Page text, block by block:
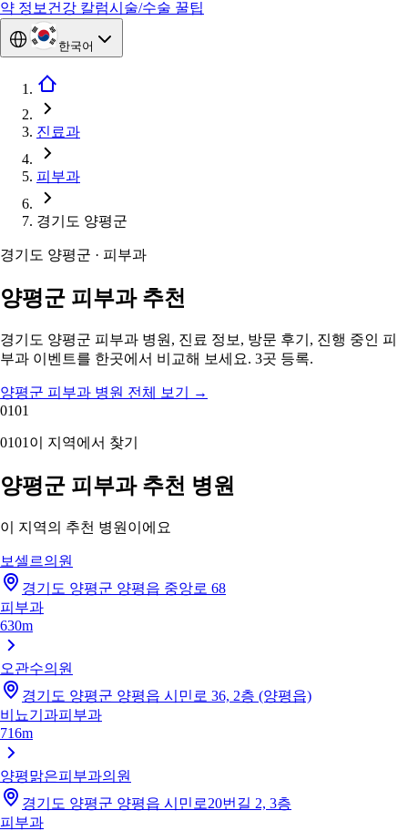
약 정보 건강 칼럼시술/수술 꿀팁
한국어
진료과
피부과
경기도 양평군
경기도 양평군 · 피부과
양평군 피부과 추천
경기도 양평군 피부과 병원, 진료 정보, 방문 후기, 진행 중인 피
부과 이벤트를 한곳에서 비교해 보세요. 3곳 등록.
양평군 피부과 병원 전체 보기
→
0101
0101 이 지역에서 찾기
양평군 피부과 추천 병원
이 지역의 추천 병원이에요
보셀르의원
경기도 양평군 양평읍 중앙로 68
피부과
630m
오관수의원
경기도 양평군 양평읍 시민로 36, 2층 (양평읍)
비뇨기과피부과
716m
양평맑은피부과의원
경기도 양평군 양평읍 시민로20번길 2, 3층
피부과